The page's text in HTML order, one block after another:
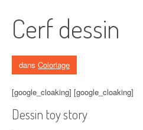
Cerf dessin
dans Coloriage
[google_cloaking] [google_cloaking]
Dessin toy story